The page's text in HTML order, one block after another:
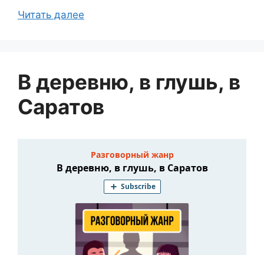
Читать далее
В деревню, в глушь, в
Саратов